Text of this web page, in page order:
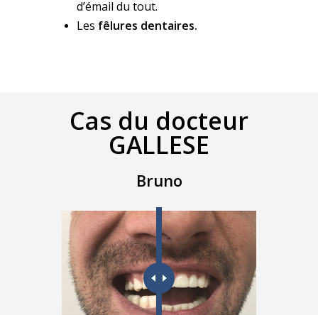
d’émail du tout.
Les fêlures dentaires.
Cas du docteur
GALLESE
Bruno